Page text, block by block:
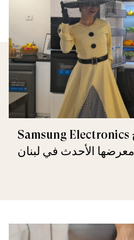
Samsung Electronics المشرق العربي تفتتح
معرضها الأحدث في لبنان